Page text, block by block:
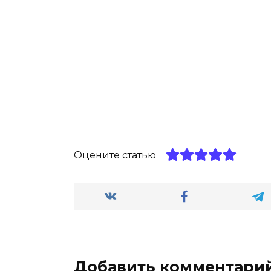
Оцените статью
Добавить